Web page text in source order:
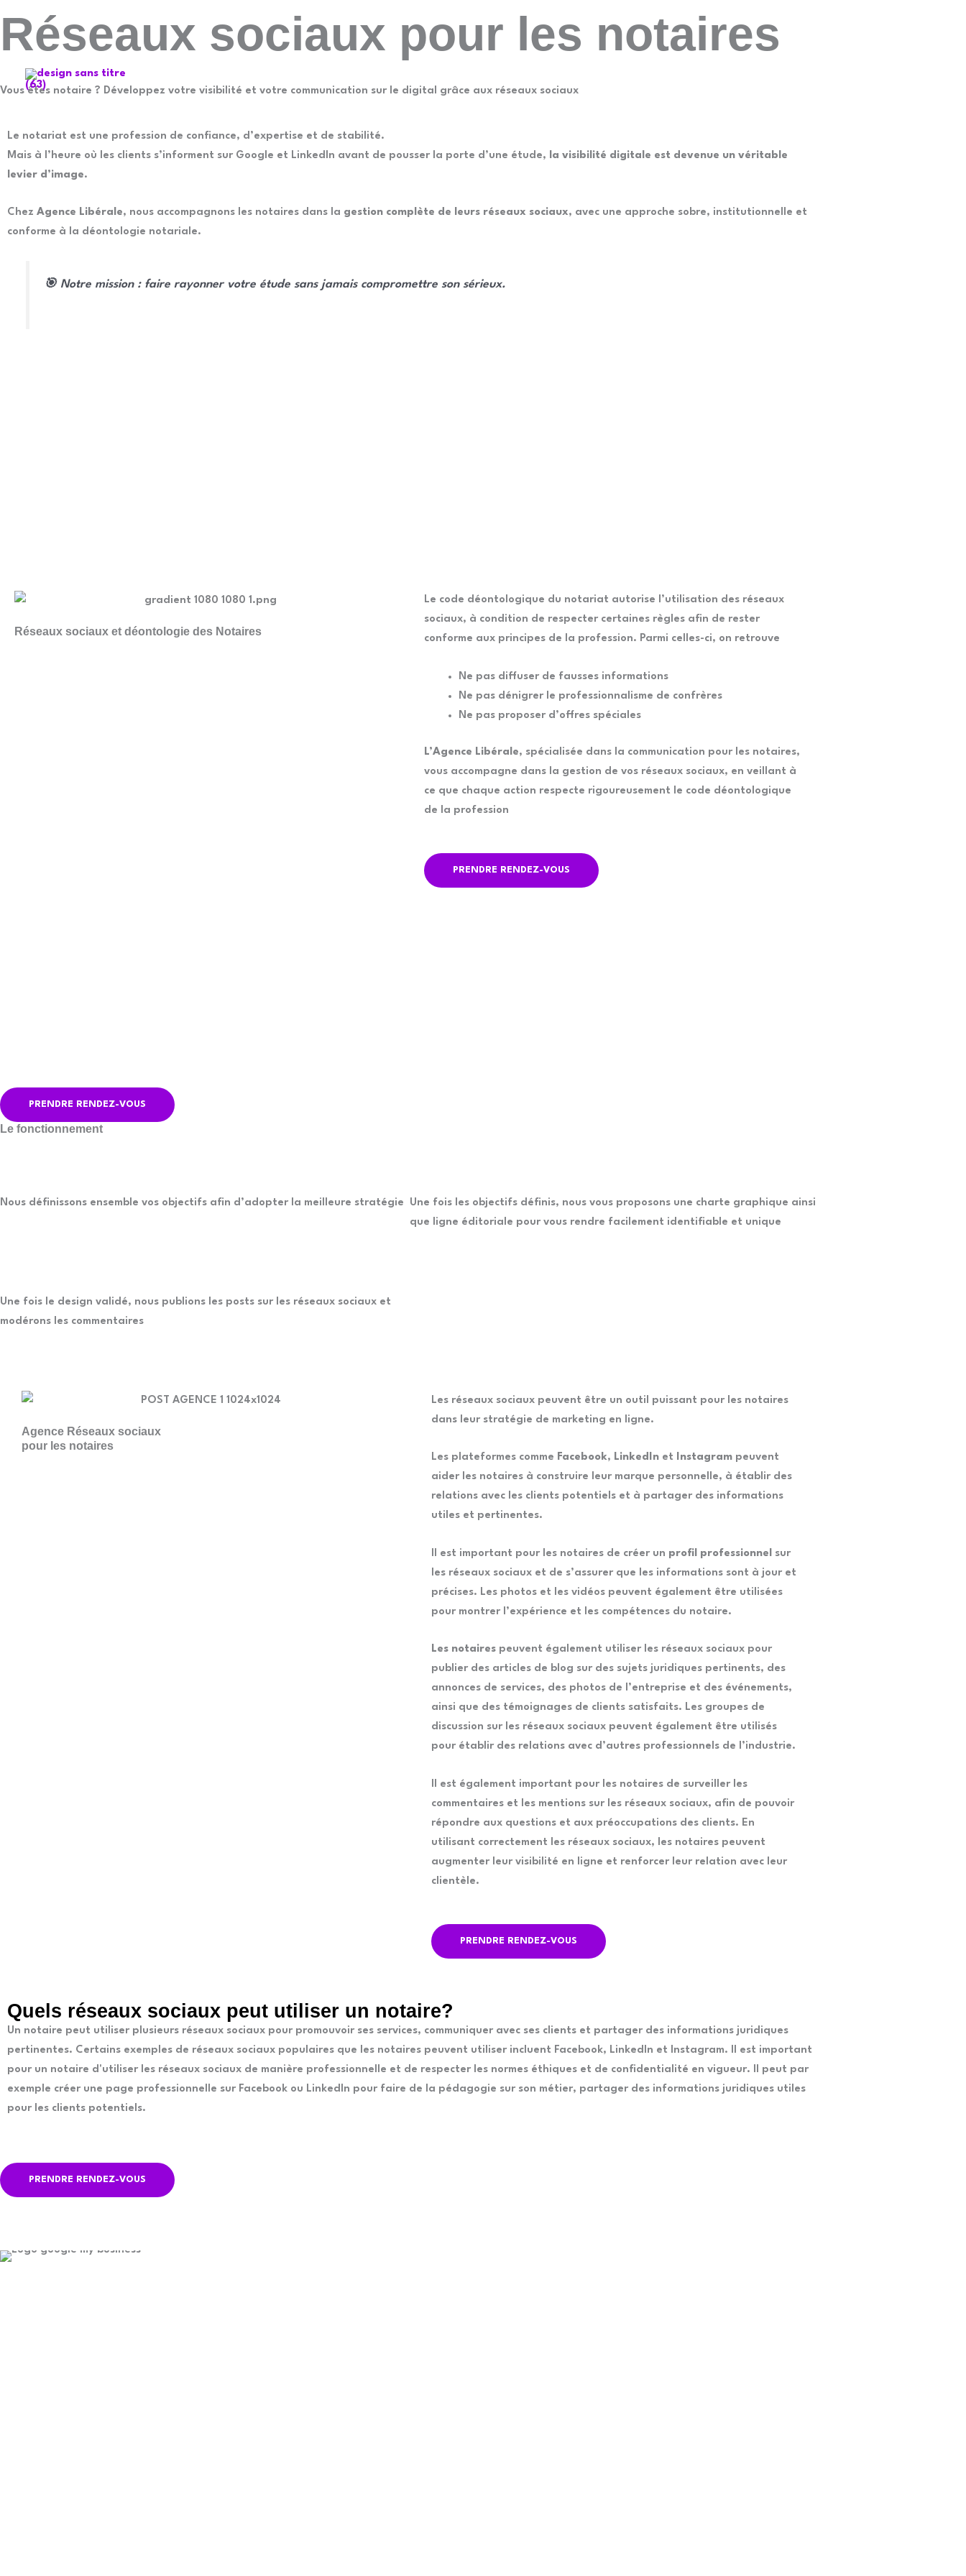
contenu
Réseaux sociaux pour les notaires
Vous êtes notaire ? Développez votre visibilité et votre communication sur le digital grâce aux réseaux sociaux
Le notariat est une profession de confiance, d’expertise et de stabilité.
Mais à l’heure où les clients s’informent sur Google et LinkedIn avant de pousser la porte d’une étude,
la visibilité digitale est devenue un véritable
levier d’image.
Chez Agence Libérale, nous accompagnons les notaires dans la gestion complète de leurs réseaux sociaux, avec une approche sobre, institutionnelle et
conforme à la déontologie notariale.
🎯 Notre mission : faire rayonner votre étude sans jamais compromettre son sérieux.
Réseaux sociaux et déontologie des Notaires
Le code déontologique du notariat autorise l’utilisation des réseaux
sociaux, à condition de respecter certaines règles afin de rester
conforme aux principes de la profession. Parmi celles-ci, on retrouve
Ne pas diffuser de fausses informations
Ne pas dénigrer le professionnalisme de confrères
Ne pas proposer d’offres spéciales
L’Agence Libérale, spécialisée dans la communication pour les notaires,
vous accompagne dans la gestion de vos réseaux sociaux, en veillant à
ce que chaque action respecte rigoureusement le code déontologique
de la profession
PRENDRE RENDEZ-VOUS
PRENDRE RENDEZ-VOUS
Le fonctionnement
Nous définissons ensemble vos objectifs afin d’adopter la meilleure stratégie
Une fois les objectifs définis, nous vous proposons une charte graphique ainsi
que ligne éditoriale pour vous rendre facilement identifiable et unique
Une fois le design validé, nous publions les posts sur les réseaux sociaux et
modérons les commentaires
Agence Réseaux sociaux
pour les notaires
Les réseaux sociaux peuvent être un outil puissant pour les notaires
dans leur stratégie de marketing en ligne.
Les plateformes comme Facebook, LinkedIn et Instagram peuvent
aider les notaires à construire leur marque personnelle, à établir des
relations avec les clients potentiels et à partager des informations
utiles et pertinentes.
Il est important pour les notaires de créer un profil professionnel
sur
les réseaux sociaux et de s’assurer que les informations sont à jour et
précises. Les photos et les vidéos peuvent également être utilisées
pour montrer l’expérience et les compétences du notaire.
Les notaires peuvent également utiliser les réseaux sociaux pour
publier des articles de blog sur des sujets juridiques pertinents, des
annonces de services, des photos de l’entreprise et des événements,
ainsi que des témoignages de clients satisfaits. Les groupes de
discussion sur les réseaux sociaux peuvent également être utilisés
pour établir des relations avec d’autres professionnels de l’industrie.
Il est également important pour les notaires de surveiller les
commentaires et les mentions sur les réseaux sociaux, afin de pouvoir
répondre aux questions et aux préoccupations des clients. En
utilisant correctement les réseaux sociaux, les notaires peuvent
augmenter leur visibilité en ligne et renforcer leur relation avec leur
clientèle.
PRENDRE RENDEZ-VOUS
Quels réseaux sociaux peut utiliser un notaire?
Un notaire peut utiliser plusieurs réseaux sociaux pour promouvoir ses services, communiquer avec ses clients et partager des informations juridiques
pertinentes. Certains exemples de réseaux sociaux populaires que les notaires peuvent utiliser incluent Facebook, LinkedIn et Instagram. Il est important
pour un notaire d'utiliser les réseaux sociaux de manière professionnelle et de respecter les normes éthiques et de confidentialité en vigueur. Il peut par
exemple créer une page professionnelle sur Facebook ou LinkedIn pour faire de la pédagogie sur son métier, partager des informations juridiques utiles
pour les clients potentiels.
PRENDRE RENDEZ-VOUS